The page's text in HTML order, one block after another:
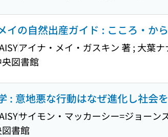
イの自然出産ガイド : こころ・か
アイナ・メイ・ガスキン 著 ; 大葉
図書館
: 意地悪な行動はなぜ進化し社会
サイモン・マッカーシー=ジョーン
書館